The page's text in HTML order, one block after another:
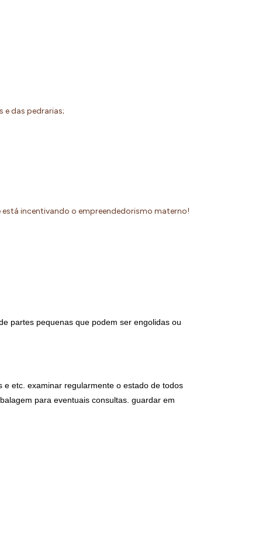
e das pedrarias;
incentivando o empreendedorismo materno!
partes pequenas que podem ser engolidas ou
etc. examinar regularmente o estado de todos
para eventuais consultas. guardar em